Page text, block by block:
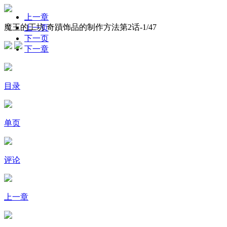
魔王的工坊 奇蹟饰品的制作方法第2话-1/47
上一章
上一页
下一页
下一章
目录
单页
评论
上一章